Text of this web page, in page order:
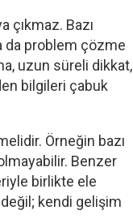
çıkmaz. Bazı
da problem çözme
uzun süreli dikkat,
bilgileri çabuk
Örneğin bazı
Benzer
birlikte ele
değil; kendi gelişim